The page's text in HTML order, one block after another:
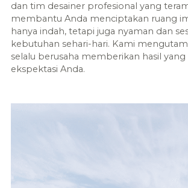
dan tim desainer profesional yang
membantu Anda menciptakan ruang
hanya indah, tetapi juga nyaman dan
kebutuhan sehari-hari. Kami
selalu berusaha memberikan hasil
ekspektasi Anda.